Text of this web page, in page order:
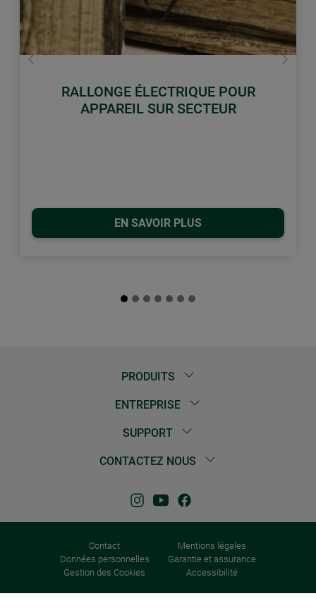
RALLONGE ÉLECTRIQUE POUR
APPAREIL SUR SECTEUR
EN SAVOIR PLUS
retour
PRODUITS
ENTREPRISE
SUPPORT
CONTACTEZ NOUS
Contact
Mentions légales
Données personnelles
Garantie et assurance
Gestion des Cookies
Accessibilité